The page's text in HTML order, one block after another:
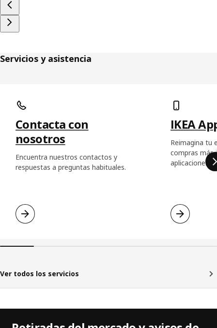
Servicios y asistencia
Contacta con
nosotros
Encuentra nuestros contactos y
respuestas a preguntas habituales.
IKEA
Reimagina tu
compras más
aplicaciones
Ver todos los servicios